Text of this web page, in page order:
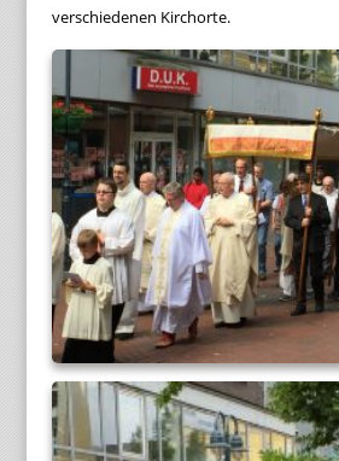
verschiedenen Kirchorte.